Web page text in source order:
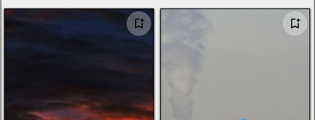
السفن النقل البحري
صور شخصية